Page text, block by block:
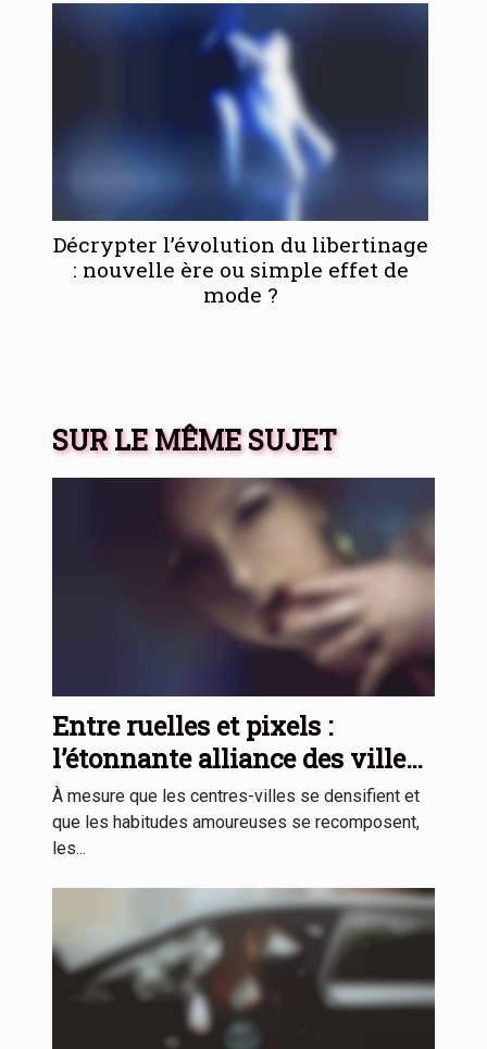
Décrypter l’évolution du libertinage
: nouvelle ère ou simple effet de
mode ?
SUR LE MÊME SUJET
Entre ruelles et pixels :
l’étonnante alliance des villes
et applis de rencontres
À mesure que les centres-villes se densifient et
que les habitudes amoureuses se recomposent,
les...